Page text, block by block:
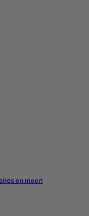
en meer!